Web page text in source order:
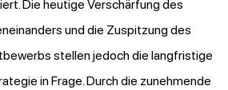
Die heutige Verschärfung des
und die Zuspitzung des
stellen jedoch die langfristige
in Frage. Durch die zunehmende